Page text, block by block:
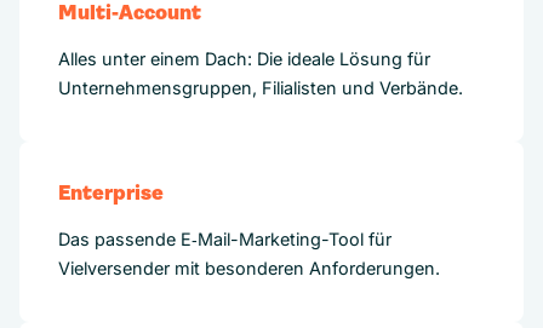
Multi-Account
Alles unter einem Dach: Die ideale Lösung für
Unternehmensgruppen, Filialisten und Verbände.
Enterprise
Das passende E‑Mail-Marketing-Tool für
Vielversender mit besonderen Anforderungen.